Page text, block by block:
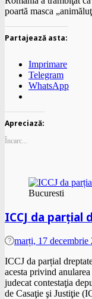
poartă masca
Partajează asta:
Imprimare
Telegram
WhatsApp
Apreciază:
Încarc...
Bucuresti
ICCJ da parțial
marți, 17 decembrie
ICCJ da parțial
acesta privind
judecat contestaţia
de Casaţie şi Justiţie